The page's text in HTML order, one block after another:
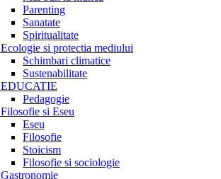
Parenting
Sanatate
Spiritualitate
Ecologie si protectia mediului
Schimbari climatice
Sustenabilitate
EDUCATIE
Pedagogie
Filosofie si Eseu
Eseu
Filosofie
Stoicism
Filosofie si sociologie
Gastronomie